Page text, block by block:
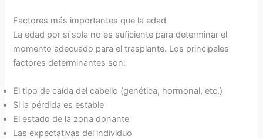
Factores más importantes que la edad
La edad por sí sola no es suficiente para determinar el
momento adecuado para el trasplante. Los principales
factores determinantes son:
El tipo de caída del cabello (genética, hormonal, etc.)
Si la pérdida es estable
El estado de la zona donante
Las expectativas del individuo